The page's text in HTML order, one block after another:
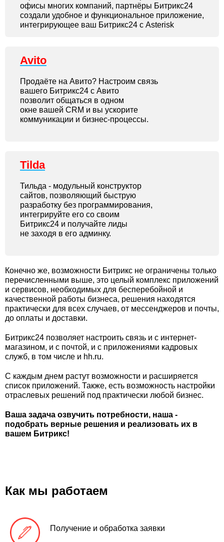
офисы многих компаний, партнёры Битрикс24
создали удобное и функциональное приложение,
интегрирующее ваш Битрикс24 с Asterisk
Avito
Продаёте на Авито? Настроим связь
вашего Битрикс24 с Авито
позволит общаться в одном
окне вашей CRM и вы ускорите
коммуникации и бизнес-процессы.
Tilda
Тильда - модульный конструктор
сайтов, позволяющий быструю
разработку без программирования,
интегрируйте его со своим
Битрикс24 и получайте лиды
не заходя в его админку.
Конечно же, возможности Битрикс не ограничены только
перечисленными выше, это целый комплекс приложений
и сервисов, необходимых для бесперебойной и
качественной работы бизнеса, решения находятся
практически для всех случаев, от мессенджеров и почты,
до оплаты и доставки.
Битрикс24 позволяет настроить связь и с интернет-
магазином, и с почтой, и с приложениями кадровых
служб, в том числе и hh.ru.
С каждым днем растут возможности и расширяется
список приложений. Также, есть возможность настройки
отраслевых решений под практически любой бизнес.
Ваша задача озвучить потребности, наша -
подобрать верные решения и реализовать их в
вашем Битрикс!
Как мы работаем
Получение и обработка заявки